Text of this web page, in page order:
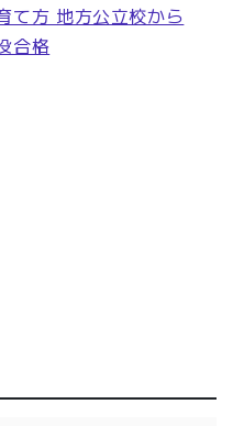
方 地方公立校から
合格